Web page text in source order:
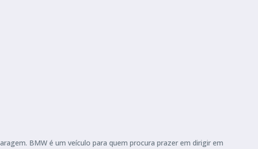
BMW é um veículo para quem procura prazer em dirigir em